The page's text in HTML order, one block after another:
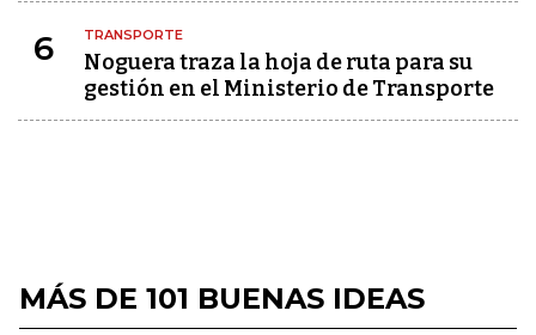
6 TRANSPORTE
Noguera traza la hoja de ruta para su
gestión en el Ministerio de Transporte
MÁS DE 101 BUENAS IDEAS